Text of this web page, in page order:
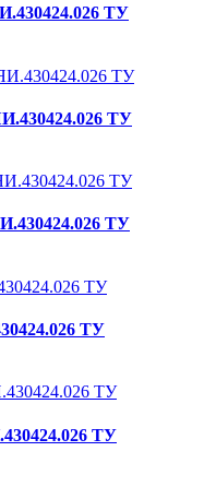
ТУ
ТУ
ТУ
ТУ
ТУ